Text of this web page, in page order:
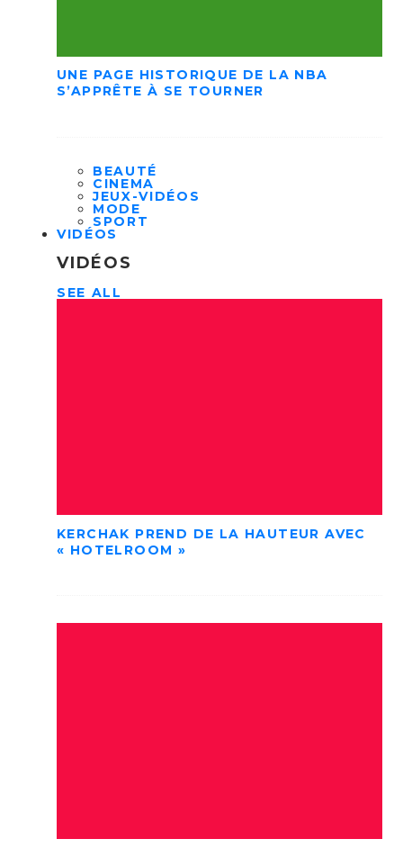
UNE PAGE HISTORIQUE DE LA NBA
S’APPRÊTE À SE TOURNER
BEAUTÉ
CINEMA
JEUX-VIDÉOS
MODE
SPORT
VIDÉOS
VIDÉOS
SEE ALL
KERCHAK PREND DE LA HAUTEUR AVEC
« HOTELROOM »